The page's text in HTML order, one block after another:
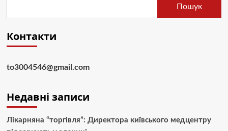
Пошук
Контакти
to3004546@gmail.com
Недавні записи
Лікарняна “торгівля”: Директора київського медцентру